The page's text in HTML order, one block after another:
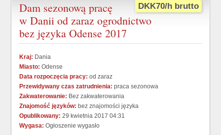
DKK70/h brutto
Dam sezonową pracę
w Danii od zaraz ogrodnictwo
bez języka Odense 2017
Kraj: Dania
Miasto: Odense
Data rozpoczęcia pracy: od zaraz
Przewidywany czas zatrudnienia: praca sezonowa
Zakwaterowanie: Bez zakwaterowania
Znajomość języków: bez znajomości języka
Opublikowany: 29 kwietnia 2017 04:31
Wygasa: Ogłoszenie wygasło